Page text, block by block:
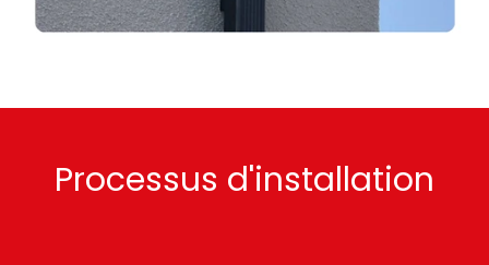
Processus d'installation